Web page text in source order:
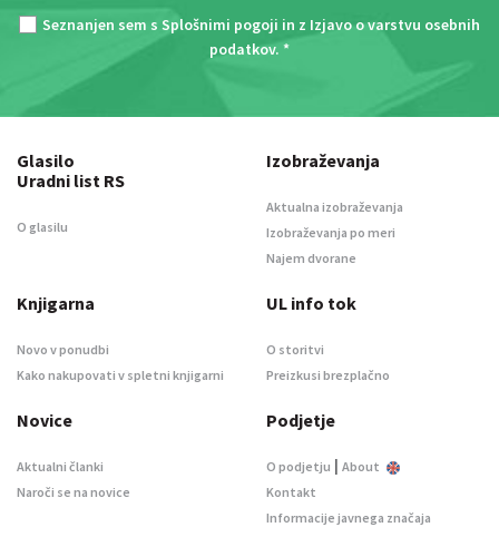
Seznanjen sem s Splošnimi pogoji in z Izjavo o varstvu osebnih
podatkov. *
Glasilo
Uradni list RS
O glasilu
Izobraževanja
Aktualna izobraževanja
Izobraževanja po meri
Najem dvorane
Knjigarna
Novo v ponudbi
Kako nakupovati v spletni knjigarni
UL info tok
O storitvi
Preizkusi brezplačno
Novice
Aktualni članki
Naroči se na novice
Podjetje
O podjetju | About
Kontakt
Informacije javnega značaja